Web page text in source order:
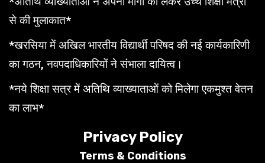
से की मुलाकात*
*खरसिया में अखिल भारतीय विद्यार्थी परिषद की नई कार्यकारिणी
का गठन, नवपदाधिकारियों ने संभाला दायित्व।
*नये शिक्षा सत्र में अतिथि व्याख्याताओं को मिलेगा एकमुश्त वेतन
का लाभ*
Privacy Policy
Terms & Conditions